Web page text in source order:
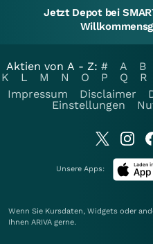
Jetzt Depot bei
Aktien von A - Z: # A B
K
L M N O P Q R
Impressum
Disclaimer
Einstellungen
Unsere Apps:
Wenn Sie Kursdaten, Widgets oder
Ihnen ARIVA gerne.